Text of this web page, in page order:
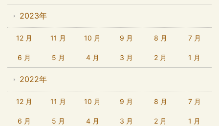
2023年
12 月 11 月 10 月 9 月 8 月 7 月
6 月 5 月 4 月 3 月 2 月 1 月
2022年
12 月 11 月 10 月 9 月 8 月 7 月
6 月 5 月 4 月 3 月 2 月 1 月